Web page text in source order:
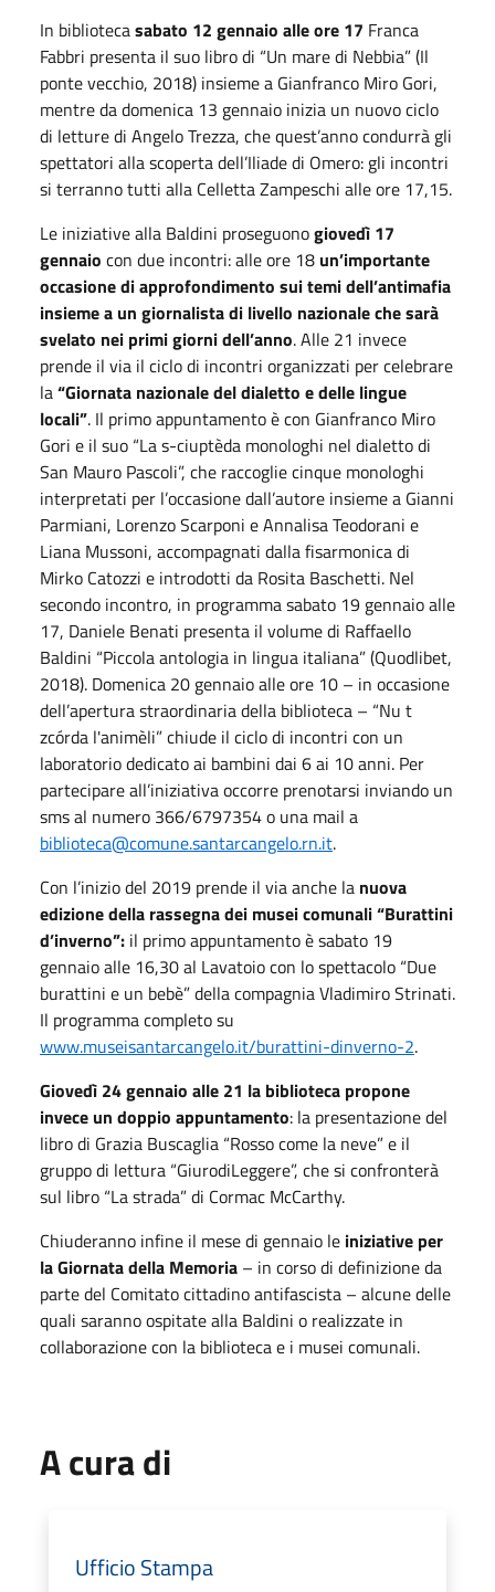
In bibliotecasabato 12 gennaio alle ore 17 Franca
Fabbri presenta il suo libro di “Un mare di Nebbia” (Il
ponte vecchio, 2018) insieme a Gianfranco Miro Gori,
mentre da domenica 13 gennaio inizia un nuovo ciclo
di letture di Angelo Trezza, che quest’anno condurrà gli
spettatori alla scoperta dell’Iliade di Omero: gli incontri
si terranno tutti alla Celletta Zampeschi alle ore 17,15.
Le iniziative alla Baldini proseguonogiovedì 17
gennaio con due incontri: alle ore 18 un’importante
occasione di approfondimento sui temi dell’antimafia
insieme a un giornalista di livello nazionale che sarà
svelato nei primi giorni dell’anno. Alle 21 invece
prende il via il ciclo di incontri organizzati per celebrare
la“Giornata nazionale del dialetto e delle lingue
locali”. Il primo appuntamento è con Gianfranco Miro
Gori e il suo “La s-ciuptèda monologhi nel dialetto di
San Mauro Pascoli”, che raccoglie cinque monologhi
interpretati per l’occasione dall’autore insieme a Gianni
Parmiani, Lorenzo Scarponi e Annalisa Teodorani e
Liana Mussoni, accompagnati dalla fisarmonica di
Mirko Catozzi e introdotti da Rosita Baschetti. Nel
secondo incontro, in programma sabato 19 gennaio alle
17, Daniele Benati presenta il volume di Raffaello
Baldini “Piccola antologia in lingua italiana” (Quodlibet,
2018). Domenica 20 gennaio alle ore 10 – in occasione
dell’apertura straordinaria della biblioteca – “Nu t
zcórda l'animèli” chiude il ciclo di incontri con un
laboratorio dedicato ai bambini dai 6 ai 10 anni. Per
partecipare all’iniziativa occorre prenotarsi inviando un
sms al numero 366/6797354 o una mail a
biblioteca@comune.santarcangelo.rn.it.
Con l’inizio del 2019 prende il via anche la nuova
edizione della rassegna dei musei comunali “Burattini
d’inverno”: il primo appuntamento è sabato 19
gennaio alle 16,30 al Lavatoio con lo spettacolo “Due
burattini e un bebè” della compagnia Vladimiro Strinati.
Il programma completo su
www.museisantarcangelo.it/burattini-dinverno-2.
Giovedì 24 gennaio alle 21 la biblioteca propone
invece un doppio appuntamento: la presentazione del
libro di Grazia Buscaglia “Rosso come la neve” e il
gruppo di lettura “GiurodiLeggere”, che si confronterà
sul libro “La strada” di Cormac McCarthy.
Chiuderanno infine il mese di gennaio le iniziative per
la Giornata della Memoria – in corso di definizione da
parte del Comitato cittadino antifascista – alcune delle
quali saranno ospitate alla Baldini o realizzate in
collaborazione con la biblioteca e i musei comunali.
A cura di
Ufficio Stampa